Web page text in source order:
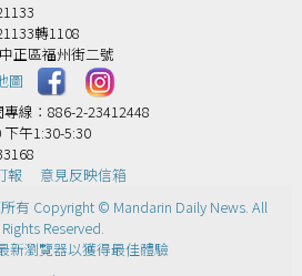
轉1108
正區福州街二號
圖
線：886-2-23412448
午1:30-5:30
報
意見反映信箱
有 Copyright © Mandarin Daily News. All
Rights Reserved.
新瀏覽器以獲得最佳體驗
.